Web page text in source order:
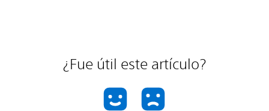
¿Fue útil este artículo?